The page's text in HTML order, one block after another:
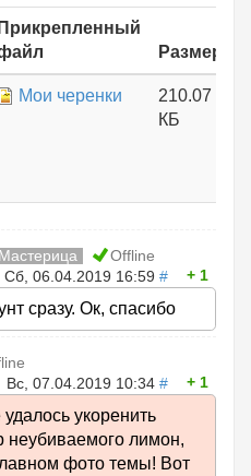
Прикрепленный
Размер
Мои черенки
210.07
КБ
Мастерица
Offline
Сб, 06.04.2019 16:59 # 1
сразу. Ок, спасибо
Вс, 07.04.2019 10:34 # 1
укоренить
неубиваемого лимон,
фото темы! Вот